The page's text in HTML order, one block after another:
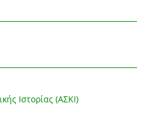
Ιστορίας (ΑΣΚΙ)